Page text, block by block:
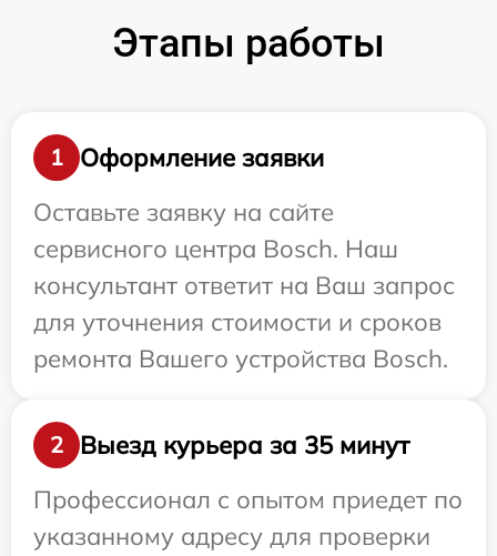
Этапы работы
1
Оформление заявки
Оставьте заявку на сайте
сервисного центра Bosch. Наш
консультант ответит на Ваш запрос
для уточнения стоимости и сроков
ремонта Вашего устройства Bosch.
2
Выезд курьера за 35 минут
Профессионал с опытом приедет по
указанному адресу для проверки